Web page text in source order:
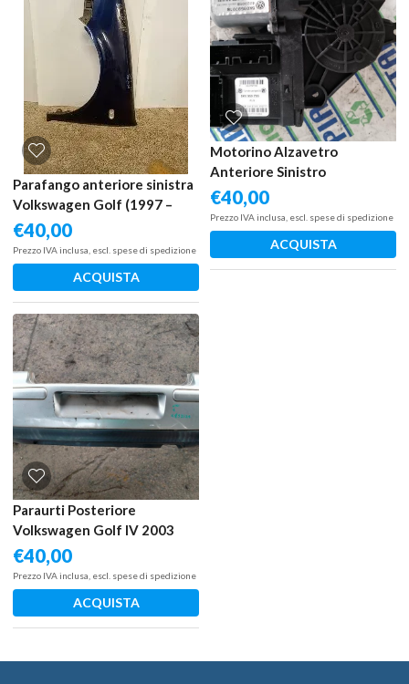
Parafango anteriore sinistra
Volkswagen Golf (1997 –
2006) 1.6 77 KW benzina
1J0821021 AUS
€40,00
Prezzo IVA inclusa, escl. spese di spedizione
ACQUISTA
Motorino Alzavetro
Anteriore Sinistro
Volkswagen Golf VI 2011
€40,00
Prezzo IVA inclusa, escl. spese di spedizione
ACQUISTA
Paraurti Posteriore
Volkswagen Golf IV 2003
€40,00
Prezzo IVA inclusa, escl. spese di spedizione
ACQUISTA